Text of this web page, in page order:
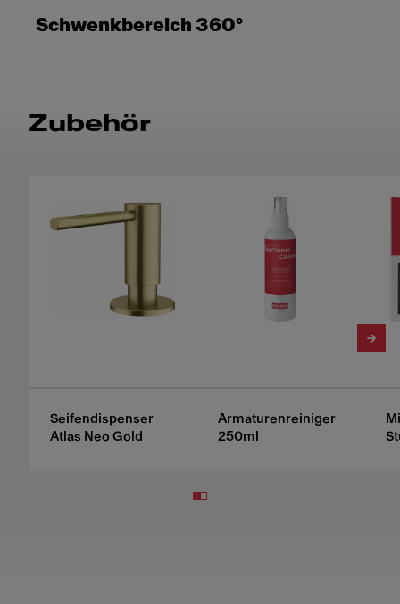
Schwenkbereich 360°
Zubehör
Seifendispenser
Atlas Neo Gold
Armaturenreiniger
250ml